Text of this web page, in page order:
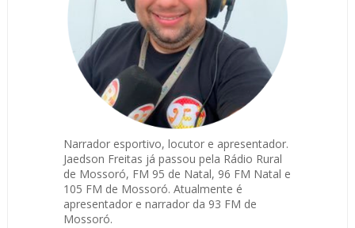
Narrador esportivo, locutor e apresentador.
Jaedson Freitas já passou pela Rádio Rural
de Mossoró, FM 95 de Natal, 96 FM Natal e
105 FM de Mossoró. Atualmente é
apresentador e narrador da 93 FM de
Mossoró.